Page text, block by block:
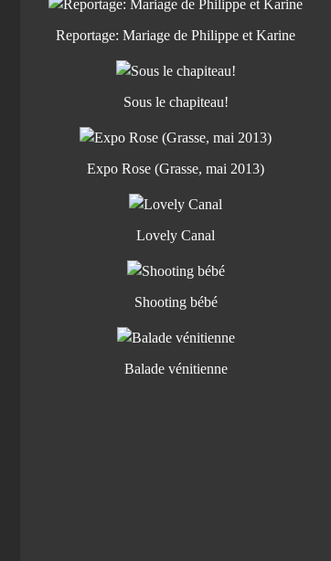
Reportage: Mariage de Philippe et Karine
Sous le chapiteau!
Expo Rose (Grasse, mai 2013)
Lovely Canal
Shooting bébé
Balade vénitienne